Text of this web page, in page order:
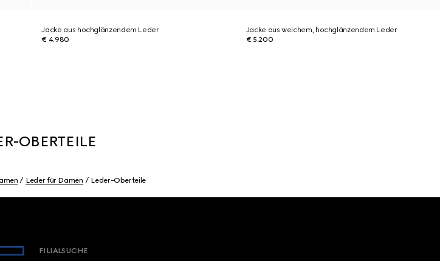
Jacke aus hochglänzendem Leder
€ 4.980
Jacke aus weichem, hochglänzendem Leder
€ 5.200
OBERTEILE
Leder für Damen Leder-Oberteile
FILIALSUCHE